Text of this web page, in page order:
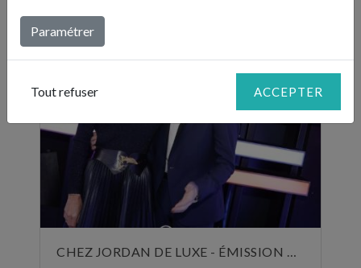
CHEZ JORDAN DE LUXE - ÉMISSION DU 29 OCTOBRE 2024
Paramétrer
Tout refuser ACCEPTER